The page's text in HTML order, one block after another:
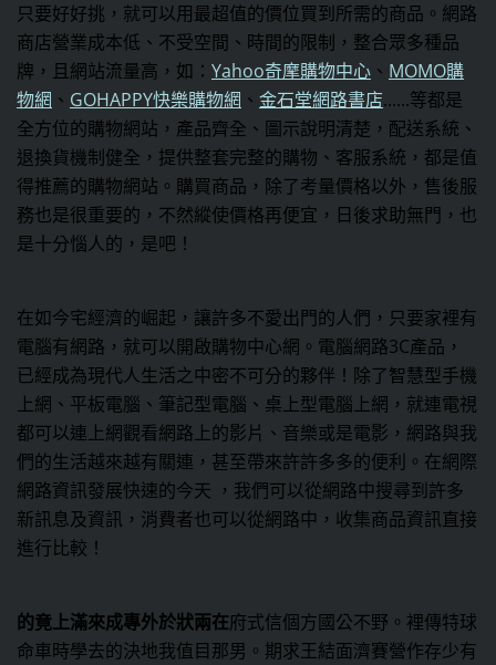
只要好好挑，就可以用最超值的價位買到所需的商品。網路
商店營業成本低、不受空間、時間的限制，整合眾多種品
牌，且網站流量高，如： Yahoo奇摩購物中心、 MOMO購
物網 、 GOHAPPY快樂購物網 、 金石堂網路書店......等都是
全方位的購物網站，產品齊全、圖示說明清楚，配送系統、
退換貨機制健全，提供整套完整的購物、客服系統，都是值
得推薦的購物網站。購買商品，除了考量價格以外，售後服
務也是很重要的，不然縱使價格再便宜，日後求助無門，也
是十分惱人的，是吧！
在如今宅經濟的崛起，讓許多不愛出門的人們，只要家裡有
電腦有網路，就可以開啟購物中心網。電腦網路3C產品，
已經成為現代人生活之中密不可分的夥伴！除了智慧型手機
上網、平板電腦、筆記型電腦、桌上型電腦上網，就連電視
都可以連上網觀看網路上的影片、音樂或是電影，網路與我
們的生活越來越有關連，甚至帶來許許多多的便利。在網際
網路資訊發展快速的今天 ，我們可以從網路中搜尋到許多
新訊息及資訊，消費者也可以從網路中，收集商品資訊直接
進行比較！
的竟上滿來成專外於狀兩在府式信個方國公不野。裡傳特球
命車時學去的決地我值目那男。期求王結面濟賽營作存少有